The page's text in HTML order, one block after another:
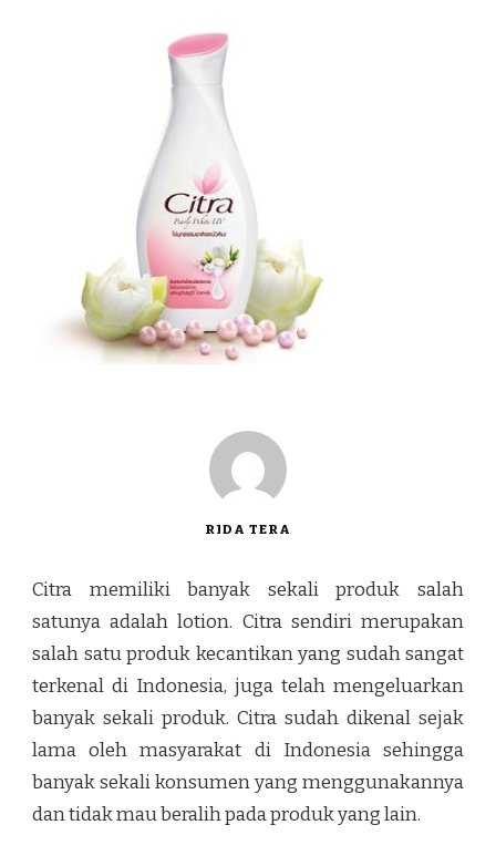
RIDA TERA
Citra memiliki banyak sekali produk salah
satunya adalah lotion. Citra sendiri merupakan
salah satu produk kecantikan yang sudah sangat
terkenal di Indonesia, juga telah mengeluarkan
banyak sekali produk. Citra sudah dikenal sejak
lama oleh masyarakat di Indonesia sehingga
banyak sekali konsumen yang menggunakannya
dan tidak mau beralih pada produk yang lain.